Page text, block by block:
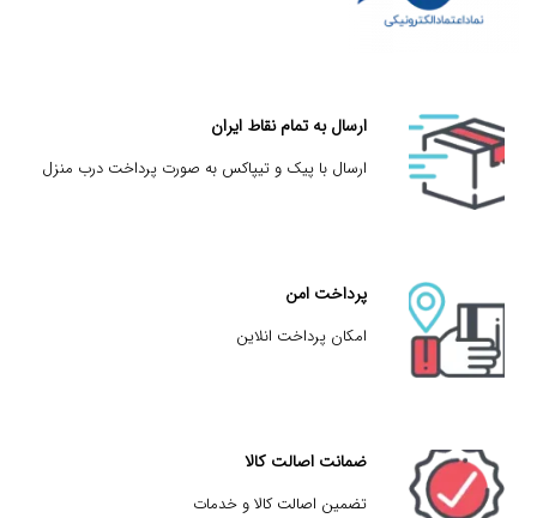
ارسال به تمام نقاط ایران
ارسال با پیک و تیپاکس به صورت پرداخت درب منزل
پرداخت امن
امکان پرداخت انلاین
ضمانت اصالت کالا
تضمین اصالت کالا و خدمات